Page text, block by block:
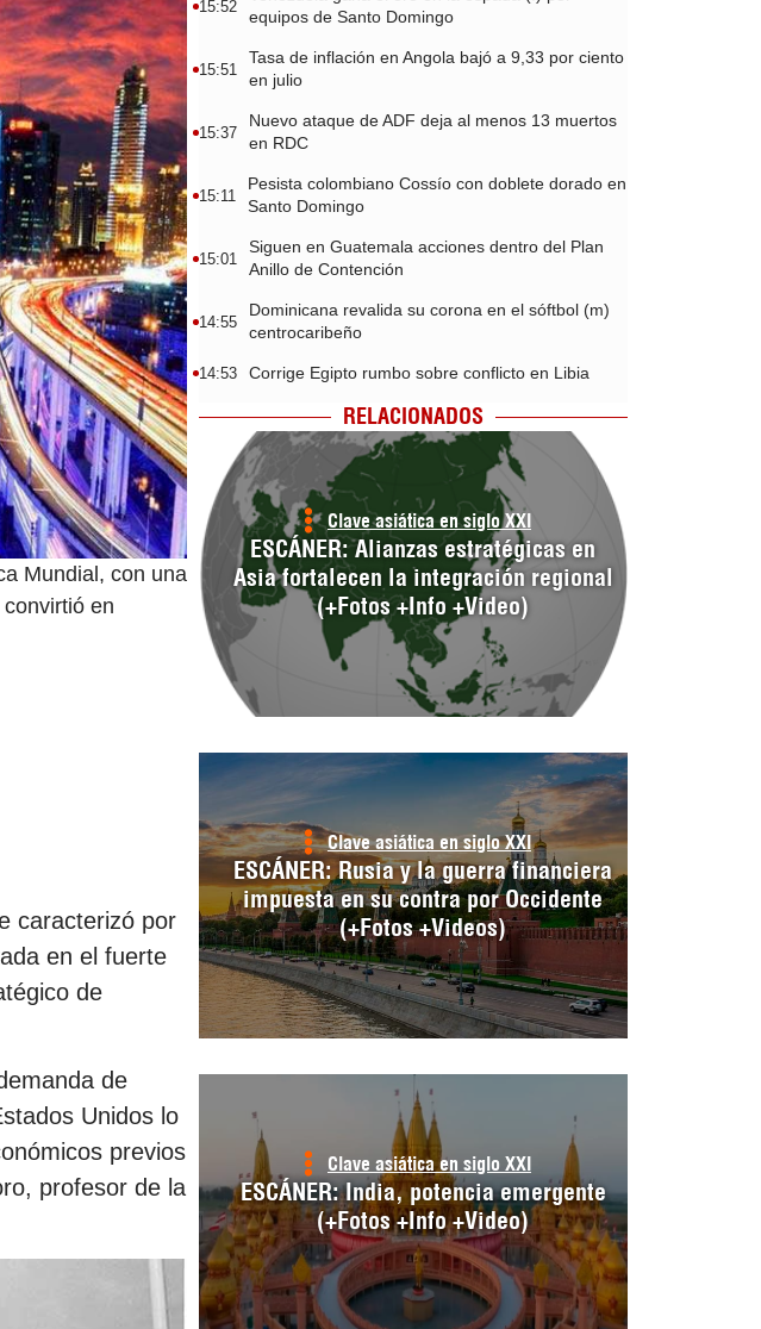
Mundial, con una
en
caracterizó por
en el fuerte
de
de
Unidos lo
previos
profesor de la
15:52
equipos de Santo Domingo
15:51
Tasa de inflación en Angola bajó a 9,33 por ciento
en julio
15:37
Nuevo ataque de ADF deja al menos 13 muertos
en RDC
15:11
Pesista colombiano Cossío con doblete dorado en
Santo Domingo
15:01
Siguen en Guatemala acciones dentro del Plan
Anillo de Contención
14:55
Dominicana revalida su corona en el sóftbol (m)
centrocaribeño
14:53 Corrige Egipto rumbo sobre conflicto en Libia
RELACIONADOS
Clave asiática en siglo XXI
ESCÁNER: Alianzas estratégicas en
Asia fortalecen la integración regional
(+Fotos +Info +Video)
Clave asiática en siglo XXI
ESCÁNER: Rusia y la guerra financiera
impuesta en su contra por Occidente
(+Fotos +Videos)
Clave asiática en siglo XXI
ESCÁNER: India, potencia emergente
(+Fotos +Info +Video)